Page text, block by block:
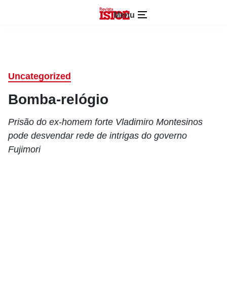
Menu
Uncategorized
Bomba-relógio
Prisão do ex-homem forte Vladimiro Montesinos
pode desvendar rede de intrigas do governo
Fujimori